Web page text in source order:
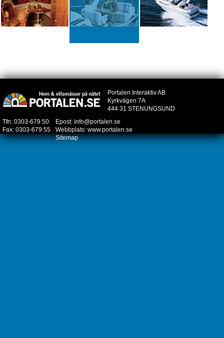
Portalen Interaktiv AB
Kyrkvägen 7A
444 31 STENUNGSUND
Tfn: 0303-679 50
Fax: 0303-679 55
Epost: info@portalen.se
Webbplats: www.portalen.se
Sitemap